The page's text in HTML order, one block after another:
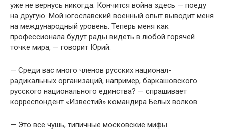
уже не вернусь никогда. Кончится война здесь — поеду
на другую. Мой югославский военный опыт выводит меня
на международный уровень. Теперь меня как
профессионала будут рады видеть в любой горячей
точке мира, — говорит Юрий.
— Среди вас много членов русских национал-
радикальных организаций, например, баркашовского
русского национального единства? — спрашивает
корреспондент «Известий» командира Белых волков.
— Это все чушь, типичные московские мифы.